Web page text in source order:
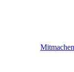
Mitmachen